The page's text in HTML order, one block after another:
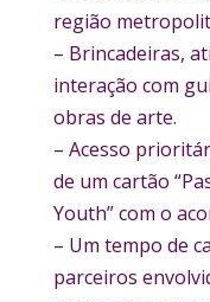
região
– Brincadeiras,
interação com
obras de arte.
– Acesso
de um cartão
Youth” com o
– Um tempo de
parceiros